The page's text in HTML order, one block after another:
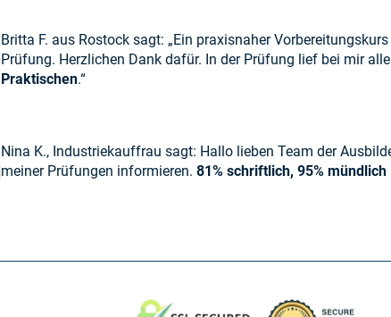
Britta F. aus Rostock sagt: „Ein praxisnaher
Prüfung. Herzlichen Dank dafür. In der Prüfung lief bei mir
Praktischen.“
Nina K., Industriekauffrau sagt: Hallo lieben Team der
meiner Prüfungen informieren. 81% schriftlich, 95% mündlich